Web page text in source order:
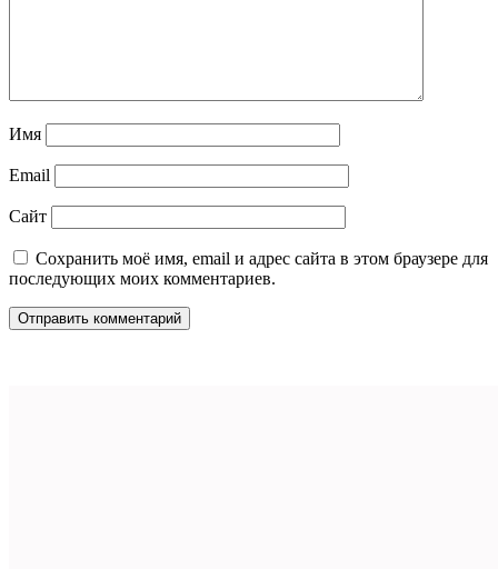
Имя
Email
Сайт
Сохранить моё имя, email и адрес сайта в этом браузере для
последующих моих комментариев.